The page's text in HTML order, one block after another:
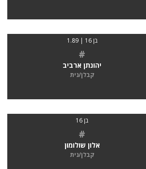
בן 16 | 1.89
#
יהונתן ארביב
קבלן/נית
בן 16
#
אלון שולומון
קבלן/נית